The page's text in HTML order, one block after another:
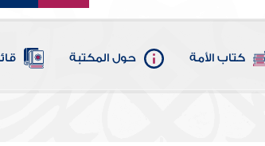
كتاب الأمة حول المكتبة